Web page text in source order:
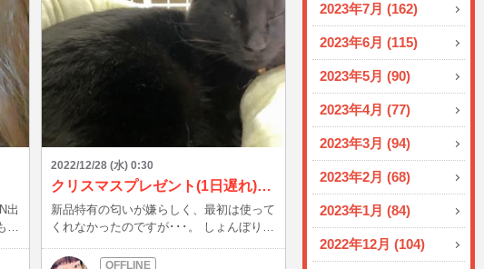
2023年7月 (162)
2023年6月 (115)
2023年5月 (90)
2023年4月 (77)
2023年3月 (94)
2023年2月 (68)
2023年1月 (84)
2022年12月 (104)
出
〜
2022/12/28 (水) 0:30
クリスマスプレゼント(1日遅れ)、使ってくれました！
新品特有の匂いが嫌らしく、最初は使って
くれなかったのですが･･･。 しょんぼりし
と母に報告したら、爆笑されましたwww